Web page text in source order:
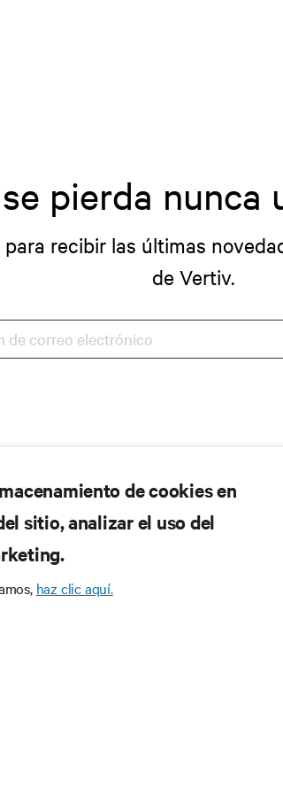
pierda nunca
recibir las últimas
de Vertiv.
de cookies en
sitio, analizar el uso del
haz clic aquí.